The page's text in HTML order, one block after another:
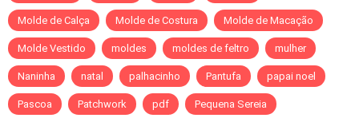
Molde de Calça Molde de Costura Molde de Macação
Molde Vestido moldes moldes de feltro mulher
Naninha natal palhacinho Pantufa papai noel
Pascoa Patchwork pdf Pequena Sereia